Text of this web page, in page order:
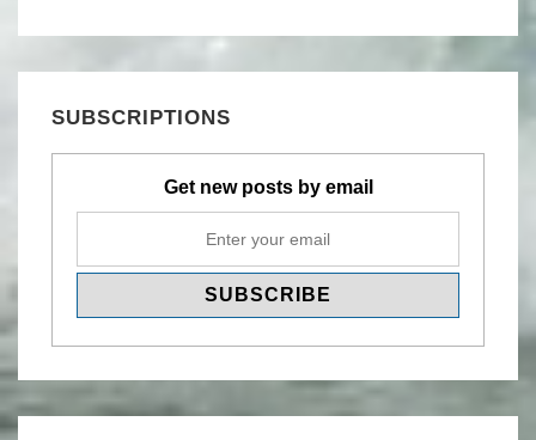
SUBSCRIPTIONS
Get new posts by email